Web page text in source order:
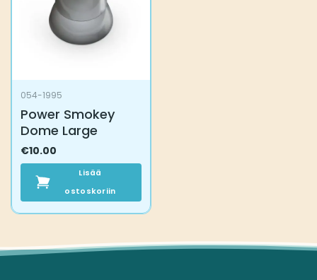
054-1995
Power Smokey
Dome Large
€10.00
Lisää
ostoskoriin